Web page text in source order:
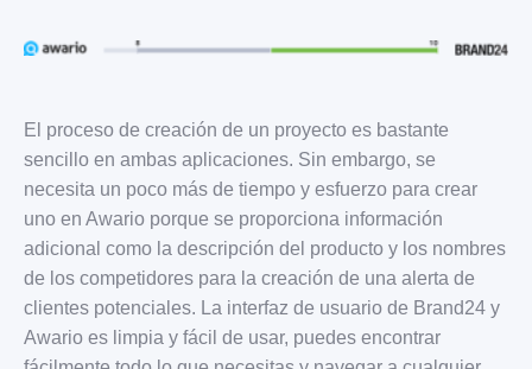
El proceso de creación de un proyecto es bastante
sencillo en ambas aplicaciones. Sin embargo, se
necesita un poco más de tiempo y esfuerzo para crear
uno en Awario porque se proporciona información
adicional como la descripción del producto y los nombres
de los competidores para la creación de una alerta de
clientes potenciales. La interfaz de usuario de Brand24 y
Awario es limpia y fácil de usar, puedes encontrar